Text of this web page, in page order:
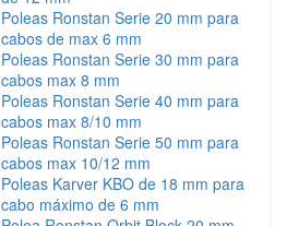
Poleas Ronstan Serie 20 mm para
cabos de max 6 mm
Poleas Ronstan Serie 30 mm para
cabos max 8 mm
Poleas Ronstan Serie 40 mm para
cabos max 8/10 mm
Poleas Ronstan Serie 50 mm para
cabos max 10/12 mm
Poleas Karver KBO de 18 mm para
cabo máximo de 6 mm